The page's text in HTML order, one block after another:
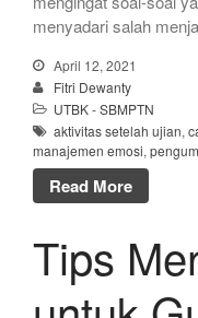
menyadari salah
April 12, 2021
Fitri Dewanty
UTBK - SBMPTN
aktivitas setelah ujian,
manajemen emosi,
Read More
Tips